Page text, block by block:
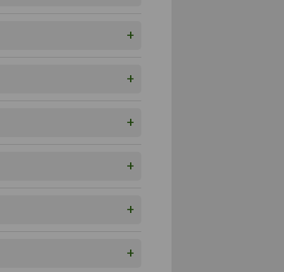
+
+
+
+
+
+